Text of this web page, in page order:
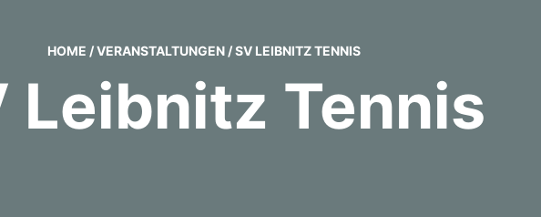
HOME /VERANSTALTUNGEN /SV LEIBNITZ TENNIS
Leibnitz Tennis